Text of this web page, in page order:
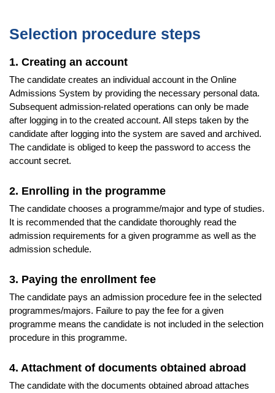
Selection procedure steps
1. Creating an account
The candidate creates an individual account in the Online
Admissions System by providing the necessary personal data.
Subsequent admission-related operations can only be made
after logging in to the created account. All steps taken by the
candidate after logging into the system are saved and archived.
The candidate is obliged to keep the password to access the
account secret.
2. Enrolling in the programme
The candidate chooses a programme/major and type of studies.
It is recommended that the candidate thoroughly read the
admission requirements for a given programme as well as the
admission schedule.
3. Paying the enrollment fee
The candidate pays an admission procedure fee in the selected
programmes/majors. Failure to pay the fee for a given
programme means the candidate is not included in the selection
procedure in this programme.
4. Attachment of documents obtained abroad
The candidate with the documents obtained abroad attaches